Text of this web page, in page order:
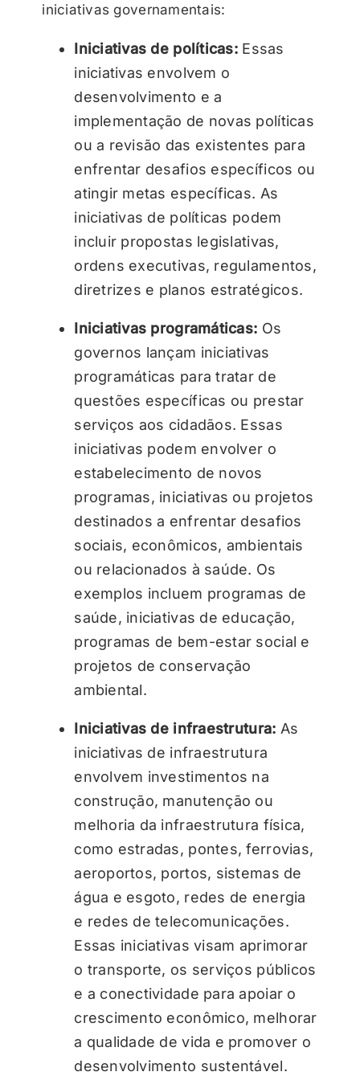
iniciativas governamentais:
Iniciativas de políticas:Essas
iniciativas envolvem o
desenvolvimento e a
implementação de novas políticas
ou a revisão das existentes para
enfrentar desafios específicos ou
atingir metas específicas. As
iniciativas de políticas podem
incluir propostas legislativas,
ordens executivas, regulamentos,
diretrizes e planos estratégicos.
Iniciativas programáticas: Os
governos lançam iniciativas
programáticas para tratar de
questões específicas ou prestar
serviços aos cidadãos. Essas
iniciativas podem envolver o
estabelecimento de novos
programas, iniciativas ou projetos
destinados a enfrentar desafios
sociais, econômicos, ambientais
ou relacionados à saúde. Os
exemplos incluem programas de
saúde, iniciativas de educação,
programas de bem-estar social e
projetos de conservação
ambiental.
Iniciativas de infraestrutura: As
iniciativas de infraestrutura
envolvem investimentos na
construção, manutenção ou
melhoria da infraestrutura física,
como estradas, pontes, ferrovias,
aeroportos, portos, sistemas de
água e esgoto, redes de energia
e redes de telecomunicações.
Essas iniciativas visam aprimorar
o transporte, os serviços públicos
e a conectividade para apoiar o
crescimento econômico, melhorar
a qualidade de vida e promover o
desenvolvimento sustentável.